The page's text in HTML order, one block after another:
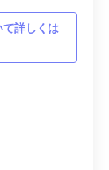
て詳しくは